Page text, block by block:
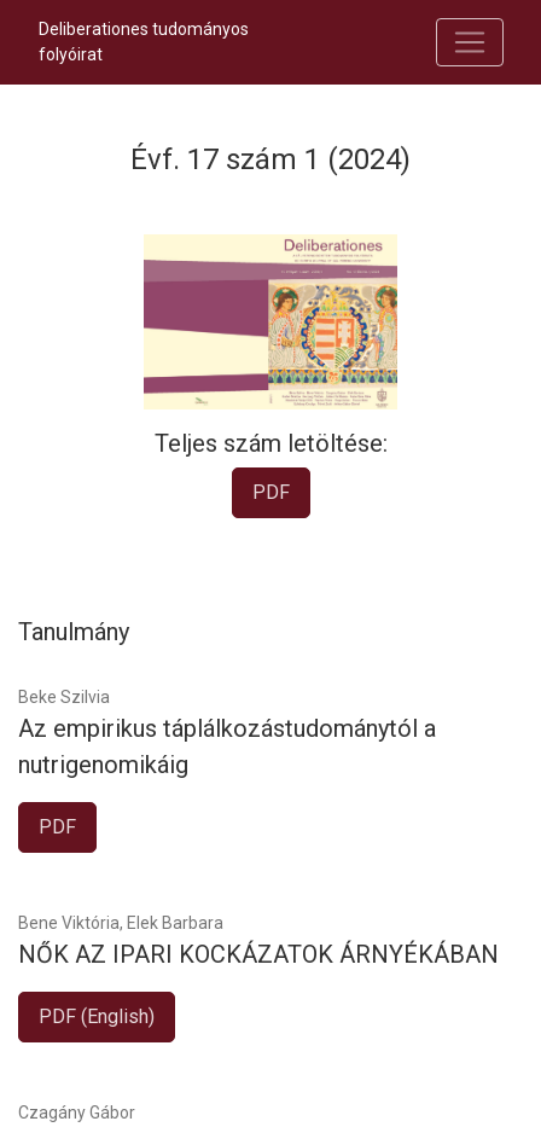
Deliberationes tudományos
folyóirat
Évf. 17 szám 1 (2024)
Teljes szám letöltése:
PDF
Tanulmány
Beke Szilvia
Az empirikus táplálkozástudománytól a
nutrigenomikáig
PDF
Bene Viktória, Elek Barbara
NŐK AZ IPARI KOCKÁZATOK ÁRNYÉKÁBAN
PDF (English)
Czagány Gábor